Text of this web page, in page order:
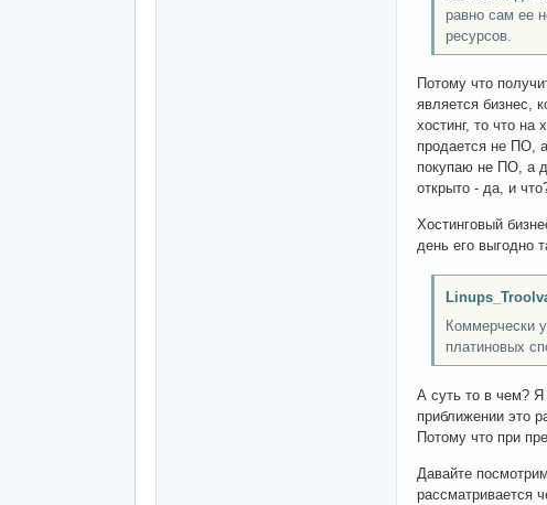
равно сам ее
ресурсов.
Потому что
является бизнес,
хостинг, то что на
продается не ПО,
покупаю не ПО, а
открыто - да, и
Хостинговый
день его выгодно
Коммерчески
платиновых
А суть то в чем? Я
приближении это
Потому что при
Давайте
рассматривается